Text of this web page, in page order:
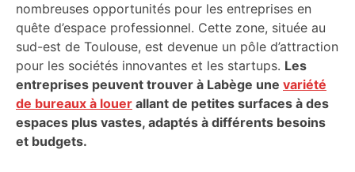
nombreuses opportunités pour les entreprises en
quête d’espace professionnel. Cette zone, située au
sud-est de Toulouse, est devenue un pôle d’attraction
pour les sociétés innovantes et les startups. Les
entreprises peuvent trouver à Labège une variété
de bureaux à louer allant de petites surfaces à des
espaces plus vastes, adaptés à différents besoins
et budgets.